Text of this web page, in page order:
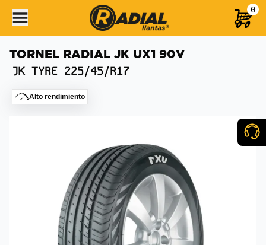
0
TORNEL RADIAL JK UX1 90V
JK TYRE 225/45/R17
Alto rendimiento